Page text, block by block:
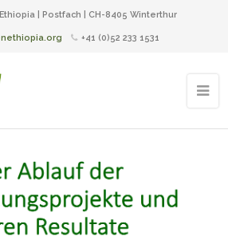
| Postfach | CH-8405 Winterthur
+41 (0)52 233 1531